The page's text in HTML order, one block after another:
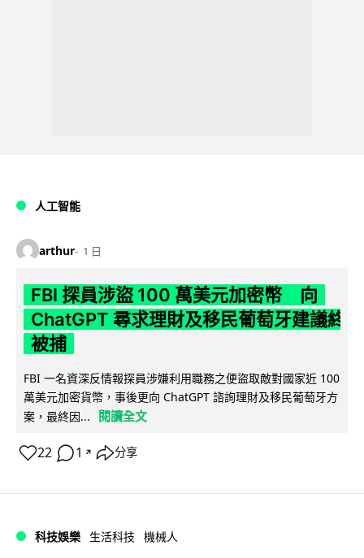
人工智能
arthur 1 日
FBI 探員涉盜 100 萬美元加密幣 向
ChatGPT 尋求理財及移民葡萄牙建議終
被捕
FBI 一名資深反情報探員涉嫌利用職務之便盜取敵對國家近 100
萬美元加密貨幣，事後更向 ChatGPT 諮詢理財及移民葡萄牙方
案，最終因...
閱讀全文
22 1 ↗ 分享
科技娛樂 生活科技 機械人